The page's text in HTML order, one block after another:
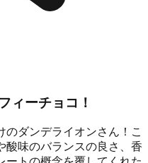
ィーチョコ！
のダンデライオンさん！こ
酸味のバランスの良さ、香